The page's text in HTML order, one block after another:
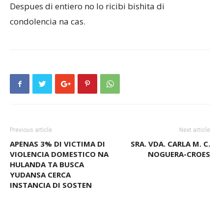
Despues di entiero no lo ricibi bishita di
condolencia na cas.
Previous article
APENAS 3% DI VICTIMA DI
VIOLENCIA DOMESTICO NA
HULANDA TA BUSCA
YUDANSA CERCA
INSTANCIA DI SOSTEN
Next article
SRA. VDA. CARLA M. C.
NOGUERA-CROES